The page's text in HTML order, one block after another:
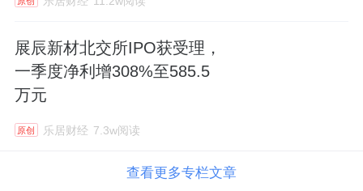
展辰新材北交所IPO获受理，
一季度净利增308%至585.5
万元
原创 乐居财经 7.3w阅读
查看更多专栏文章